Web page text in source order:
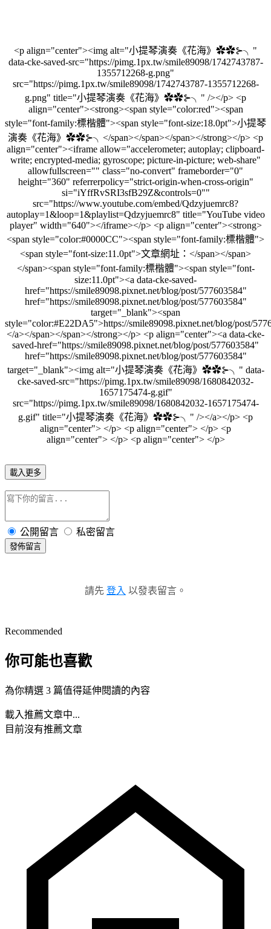
<p align="center"><img alt="小提琴演奏《花海》✿✿⊱╮"
data-cke-saved-src="https://pimg.1px.tw/smile89098/1742743787-
1355712268-g.png"
src="https://pimg.1px.tw/smile89098/1742743787-1355712268-
g.png" title="小提琴演奏《花海》✿✿⊱╮" /></p> <p
align="center"><strong><span style="color:red"><span
style="font-family:標楷體"><span style="font-size:18.0pt">小提琴
演奏《花海》✿✿⊱╮</span></span></span></strong></p> <p
align="center"><iframe allow="accelerometer; autoplay; clipboard-
write; encrypted-media; gyroscope; picture-in-picture; web-share"
allowfullscreen="" class="no-convert" frameborder="0"
height="360" referrerpolicy="strict-origin-when-cross-origin"
si="iYffRvSRI3sfB29Z&controls=0""
src="https://www.youtube.com/embed/Qdzyjuemrc8?
autoplay=1&loop=1&playlist=Qdzyjuemrc8" title="YouTube video
player" width="640"></iframe></p> <p align="center"><strong>
<span style="color:#0000CC"><span style="font-family:標楷體">
<span style="font-size:11.0pt">文章網址：</span></span>
</span><span style="font-family:標楷體"><span style="font-
size:11.0pt"><a data-cke-saved-
href="https://smile89098.pixnet.net/blog/post/577603584"
href="https://smile89098.pixnet.net/blog/post/577603584"
target="_blank"><span
style="color:#E22DA5">https://smile89098.pixnet.net/blog/post/
</a></span></span></strong></p> <p align="center"><a data-cke-
saved-href="https://smile89098.pixnet.net/blog/post/577603584"
href="https://smile89098.pixnet.net/blog/post/577603584"
target="_blank"><img alt="小提琴演奏《花海》✿✿⊱╮" data-
cke-saved-src="https://pimg.1px.tw/smile89098/1680842032-
1657175474-g.gif"
src="https://pimg.1px.tw/smile89098/1680842032-1657175474-
g.gif" title="小提琴演奏《花海》✿✿⊱╮" /></a></p> <p
align="center"> </p> <p align="center"> </p> <p
align="center"> </p> <p align="center"> </p>
載入更多
公開留言 私密留言
發佈留言
請先 登入 以發表留言。
Recommended
你可能也喜歡
為你精選 3 篇值得延伸閱讀的內容
載入推薦文章中...
目前沒有推薦文章